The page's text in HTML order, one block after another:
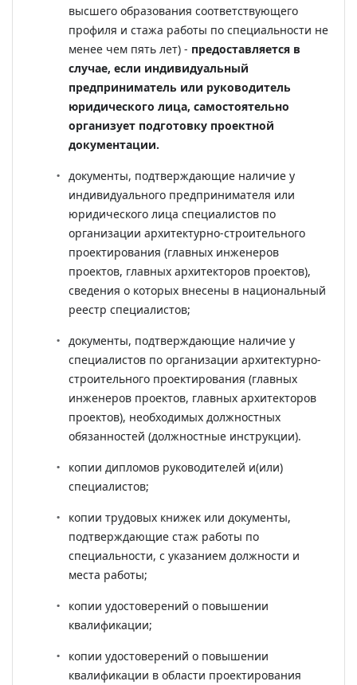
высшего образования соответствующего
профиля и стажа работы по специальности не
менее чем пять лет) - предоставляется в
случае, если индивидуальный
предприниматель или руководитель
юридического лица, самостоятельно
организует подготовку проектной
документации.
документы, подтверждающие наличие у
индивидуального предпринимателя или
юридического лица специалистов по
организации архитектурно-строительного
проектирования (главных инженеров
проектов, главных архитекторов проектов),
сведения о которых внесены в национальный
реестр специалистов;
документы, подтверждающие наличие у
специалистов по организации архитектурно-
строительного проектирования (главных
инженеров проектов, главных архитекторов
проектов), необходимых должностных
обязанностей (должностные инструкции).
копии дипломов руководителей и(или)
специалистов;
копии трудовых книжек или документы,
подтверждающие стаж работы по
специальности, с указанием должности и
места работы;
копии удостоверений о повышении
квалификации;
копии удостоверений о повышении
квалификации в области проектирования